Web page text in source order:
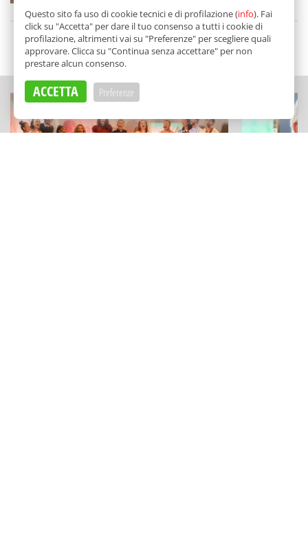
diRedazione
SCELTO DA BALARM
Questo sito fa uso di cookie tecnici e di profilazione (info). Fai
click su "Accetta" per dare il tuo consenso a tutti i cookie di
profilazione, altrimenti vai su "Preferenze" per scegliere quali
approvare. Clicca su "Continua senza accettare" per non
prestare alcun consenso.
ACCETTA Preferenze